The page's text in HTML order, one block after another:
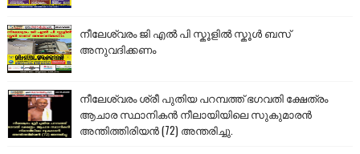
നീലേശ്വരം ജി എൽ പി സ്കൂളിൽ സ്കൂൾ ബസ്
അനുവദിക്കണം
നീലേശ്വരം ശ്രീ പുതിയ പറമ്പത്ത് ഭഗവതി ക്ഷേത്രം
ആചാര സ്ഥാനികൻ നീലായിയിലെ സുകുമാരൻ
അന്തിത്തിരിയൻ (72) അന്തരിച്ചു.